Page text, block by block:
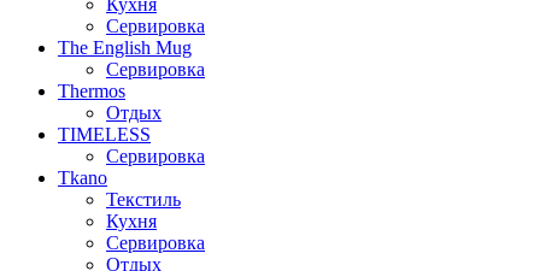
Кухня
Сервировка
The English Mug
Сервировка
Thermos
Отдых
TIMELESS
Сервировка
Tkano
Текстиль
Кухня
Сервировка
Отдых